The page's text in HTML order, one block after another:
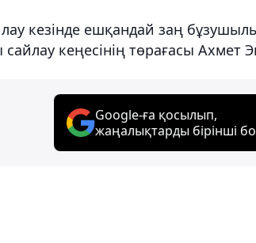
кезінде ешқандай заң
кеңесінің төрағасы Ахмет
Google-ға қосылып,
жаңалықтарды бірінші